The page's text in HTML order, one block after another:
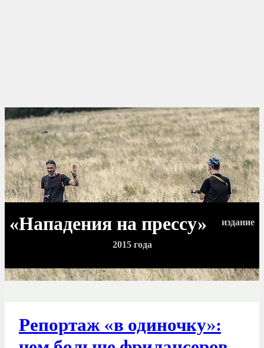
«Нападения на прессу» издание
2015 года
Репортаж «в одиночку»: